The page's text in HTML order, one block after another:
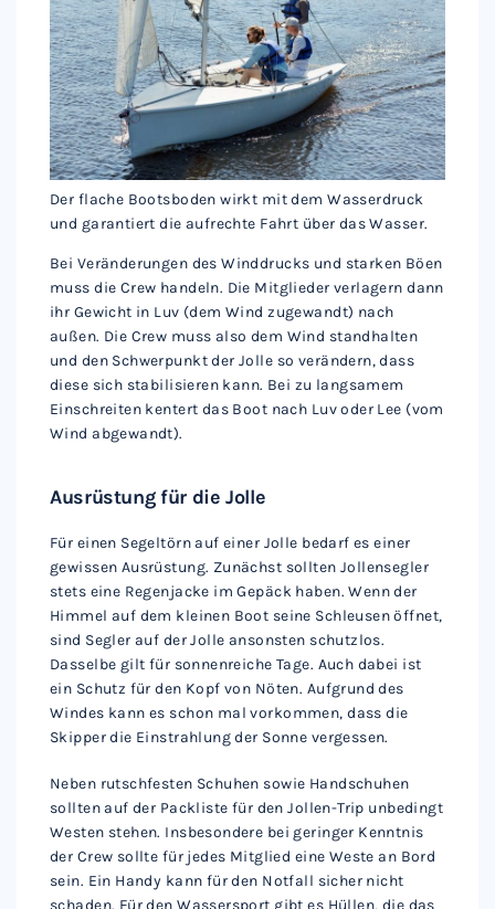
Der flache Bootsboden wirkt mit dem Wasserdruck
und garantiert die aufrechte Fahrt über das Wasser.
Bei Veränderungen des Winddrucks und starken Böen
muss die Crew handeln. Die Mitglieder verlagern dann
ihr Gewicht in Luv (dem Wind zugewandt) nach
außen. Die Crew muss also dem Wind standhalten
und den Schwerpunkt der Jolle so verändern, dass
diese sich stabilisieren kann. Bei zu langsamem
Einschreiten kentert das Boot nach Luv oder Lee (vom
Wind abgewandt).
Ausrüstung für die Jolle
Für einen Segeltörn auf einer Jolle bedarf es einer
gewissen Ausrüstung. Zunächst sollten Jollensegler
stets eine Regenjacke im Gepäck haben. Wenn der
Himmel auf dem kleinen Boot seine Schleusen öffnet,
sind Segler auf der Jolle ansonsten schutzlos.
Dasselbe gilt für sonnenreiche Tage. Auch dabei ist
ein Schutz für den Kopf von Nöten. Aufgrund des
Windes kann es schon mal vorkommen, dass die
Skipper die Einstrahlung der Sonne vergessen.
Neben rutschfesten Schuhen sowie Handschuhen
sollten auf der Packliste für den Jollen-Trip unbedingt
Westen stehen. Insbesondere bei geringer Kenntnis
der Crew sollte für jedes Mitglied eine Weste an Bord
sein. Ein Handy kann für den Notfall sicher nicht
schaden. Für den Wassersport gibt es Hüllen, die das